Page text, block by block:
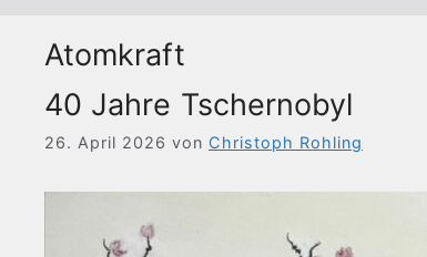
Atomkraft
40 Jahre Tschernobyl
26. April 2026 von Christoph Rohling